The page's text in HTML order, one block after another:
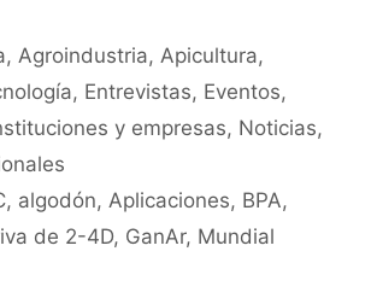
, Agroindustria, Apicultura,
, Entrevistas, Eventos,
y empresas, Noticias,
, algodón, Aplicaciones, BPA,
de 2-4D, GanAr, Mundial